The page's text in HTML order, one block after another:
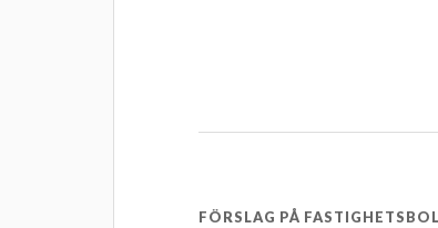
FÖRSLAG PÅ